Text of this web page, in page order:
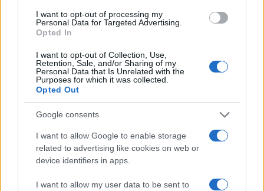
I want to opt-out of processing my
Personal Data for Targeted Advertising.
Opted In
I want to opt-out of Collection, Use,
Retention, Sale, and/or Sharing of my
Personal Data that Is Unrelated with the
Purposes for which it was collected.
Opted Out
Google consents
I want to allow Google to enable storage
related to advertising like cookies on web or
device identifiers in apps.
I want to allow my user data to be sent to
Ζαχαράκη: Από τα χαμηλότερα παγκοσμίως
είναι τα επίπεδα γονιμότητας στην Ελλάδα -
Μέτρα στήριξης νέων ζευγαριών